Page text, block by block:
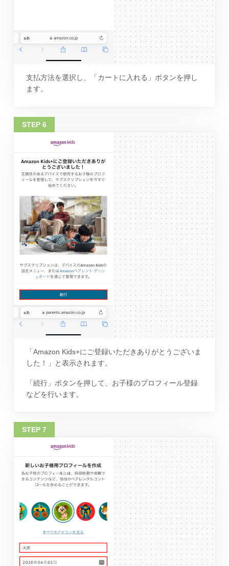
支払方法を選択し、「カートに入れる」ボタンを押し
ます。
「Amazon Kids+にご登録いただきありがとうございま
した！」と表示されます。
「続行」ボタンを押して、お子様のプロフィール登録
などを行います。